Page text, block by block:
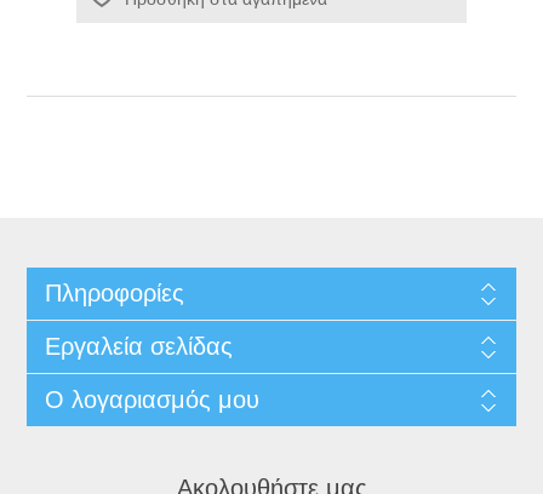
Πληροφορίες
Εργαλεία σελίδας
Ο λογαριασμός μου
Ακολουθήστε μας